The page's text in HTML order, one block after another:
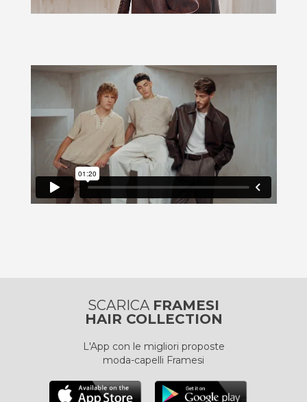
SCARICA FRAMESI
HAIR COLLECTION
L'App con le migliori proposte
moda-capelli Framesi